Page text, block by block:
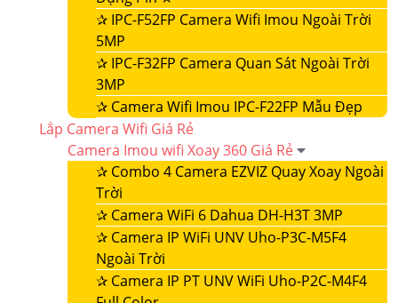
✰ IPC-F52FP Camera Wifi Imou Ngoài Trời
5MP
✰ IPC-F32FP Camera Quan Sát Ngoài Trời
3MP
✰ Camera Wifi Imou IPC-F22FP Mẫu Đẹp
Lắp Camera Wifi Giá Rẻ
Camera Imou wifi Xoay 360 Giá Rẻ
✰ Combo 4 Camera EZVIZ Quay Xoay Ngoài
Trời
✰ Camera WiFi 6 Dahua DH-H3T 3MP
✰ Camera IP WiFi UNV Uho-P3C-M5F4
Ngoài Trời
✰ Camera IP PT UNV WiFi Uho-P2C-M4F4